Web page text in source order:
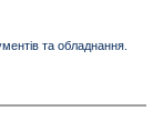
та обладнання.